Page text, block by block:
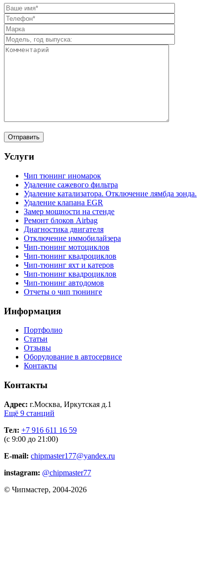
Услуги
Чип тюнинг иномарок
Удаление сажевого фильтра
Удаление катализатора. Отключение лямбда зонда.
Удаление клапана EGR
Замер мощности на стенде
Ремонт блоков Airbag
Диагностика двигателя
Отключение иммобилайзера
Чип-тюнинг мотоциклов
Чип-тюнинг квадроциклов
Чип-тюнинг яхт и катеров
Чип-тюнинг квадроциклов
Чип-тюнинг автодомов
Отчеты о чип тюнинге
Информация
Портфолио
Статьи
Отзывы
Оборудование в автосервисе
Контакты
Контакты
Адрес: г.Москва, Иркутская д.1
Ещё 9 станций
Тел: +7 916 611 16 59
(с 9:00 до 21:00)
E-mail: chipmaster177@yandex.ru
instagram: @chipmaster77
© Чипмастер, 2004-2026